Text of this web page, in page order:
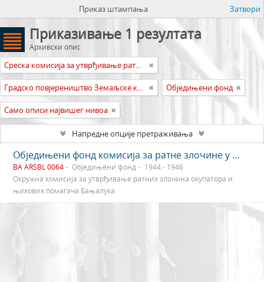
Приказ штампања Затвори
Приказивање 1 резултата
Архивски опис
Среска комисија за утврђивање ратних злочина окупатора и њихових помагача Бањалука
Градско повјереништво Земаљске комисије Босне и Херцеговине за утврђивање ратних злочина окупатора и њихових помагача Бањалука Обједињени фонд
Само описи највишег нивоа
Напредне опције претраживања
Обједињени фонд комисија за ратне злочине у Бањалуци
BA ARSBL 0064 Обједињени фонд
1944 - 1946
Окружна комисија за утврђивање ратних злочина окупатора и
њихових помагача Бањалука